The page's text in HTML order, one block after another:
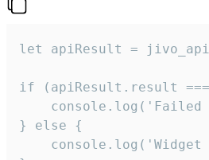
let apiResult =
if (apiResult.result
console.log('Failed
} else {
console.log('Widget